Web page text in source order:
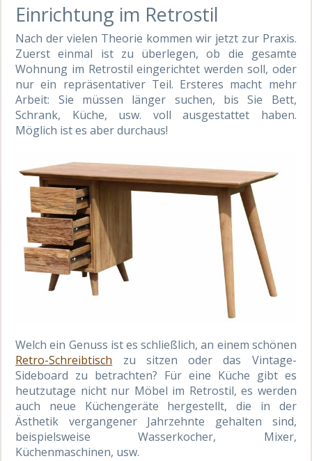
Einrichtung im Retrostil
Nach der vielen Theorie kommen wir jetzt zur Praxis.
Zuerst einmal ist zu überlegen, ob die gesamte
Wohnung im Retrostil eingerichtet werden soll, oder
nur ein repräsentativer Teil. Ersteres macht mehr
Arbeit: Sie müssen länger suchen, bis Sie Bett,
Schrank, Küche, usw. voll ausgestattet haben.
Möglich ist es aber durchaus!
Welch ein Genuss ist es schließlich, an einem schönen
Retro-Schreibtisch zu sitzen oder das Vintage-
Sideboard zu betrachten? Für eine Küche gibt es
heutzutage nicht nur Möbel im Retrostil, es werden
auch neue Küchengeräte hergestellt, die in der
Ästhetik vergangener Jahrzehnte gehalten sind,
beispielsweise Wasserkocher, Mixer,
Küchenmaschinen, usw.